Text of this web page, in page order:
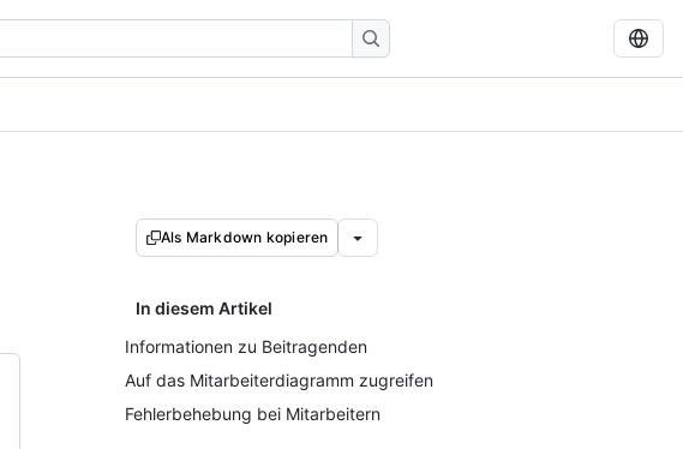
Als Markdown kopieren
In diesem Artikel
Informationen zu Beitragenden
Auf das Mitarbeiterdiagramm zugreifen
Fehlerbehebung bei Mitarbeitern